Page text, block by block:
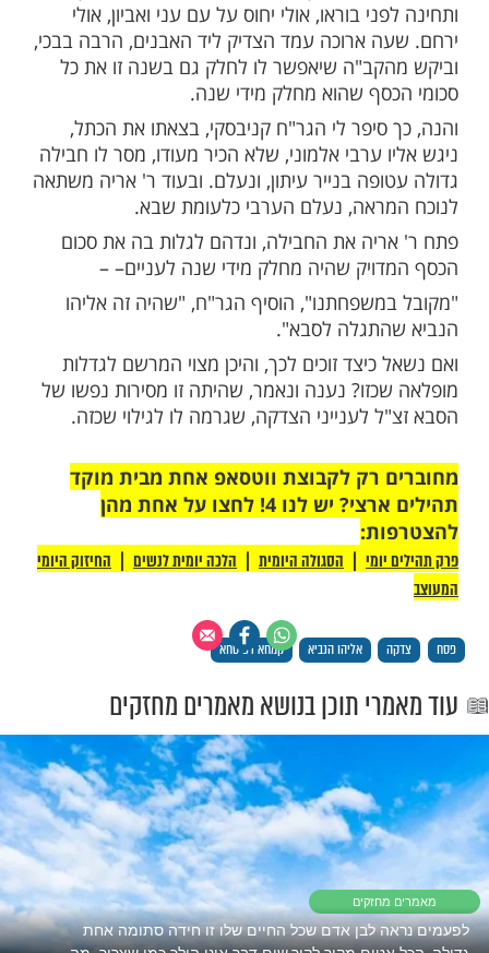
הדבר, היו אנשים משגרים לו כספיהם
כדי שיחלקם לעניים. התורמים הכירו
ובישרותו של ר' אריה, והרבו להעביר אליו
והיה זה בימי מלחמת העולם, כאשר קשיי
גם על הגבירים הגדולים ביותר, והמצוקה
אותותיה בכל, לא הצליח ר' אריה לאסוף
כדי להעבירם לעניים. עד כדי כך,
בידו פרוטה לפרטה. גם כאשר ניסה
כל כח השתדלותו, לא עלה בידו להגיע ולו
של הכסף הנצרך לו לחלוקה לעניים.
אריה כך ירד לכתל המערבי, כדי לשפוך שיח
בוראו, אולי יחוס על עם עני ואביון, אולי
ארוכה עמד הצדיק ליד האבנים, הרבה בבכי,
שיאפשר לו לחלק גם בשנה זו את כל
שהוא מחלק מידי שנה.
לי הגר"ח קניבסקי, בצאתו את הכתל,
ערבי אלמוני, שלא הכיר מעודו, מסר לו חבילה
בנייר עיתון, ונעלם. ובעוד ר' אריה משתאה
נעלם הערבי כלעומת שבא.
את החבילה, ונדהם לגלות בה את סכום
שהיה מחלק מידי שנה לעניים– –
הוסיף הגר"ח, "שהיה זה אליהו
לסבא".
זוכים לכך, והיכן מצוי המרשם לגדלות
נענה ונאמר, שהיתה זו מסירות נפשו של
לענייני הצדקה, שגרמה לו לגילוי שכזה.